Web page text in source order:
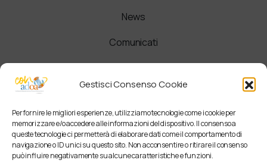
Gestisci Consenso Cookie
Per fornire le migliori esperienze, utilizziamo tecnologie come i cookie per
memorizzare e/o accedere alle informazioni del dispositivo. Il consenso a
queste tecnologie ci permetterà di elaborare dati come il comportamento di
navigazione o ID unici su questo sito. Non acconsentire o ritirare il consenso
può influire negativamente su alcune caratteristiche e funzioni.
News
Comunicati